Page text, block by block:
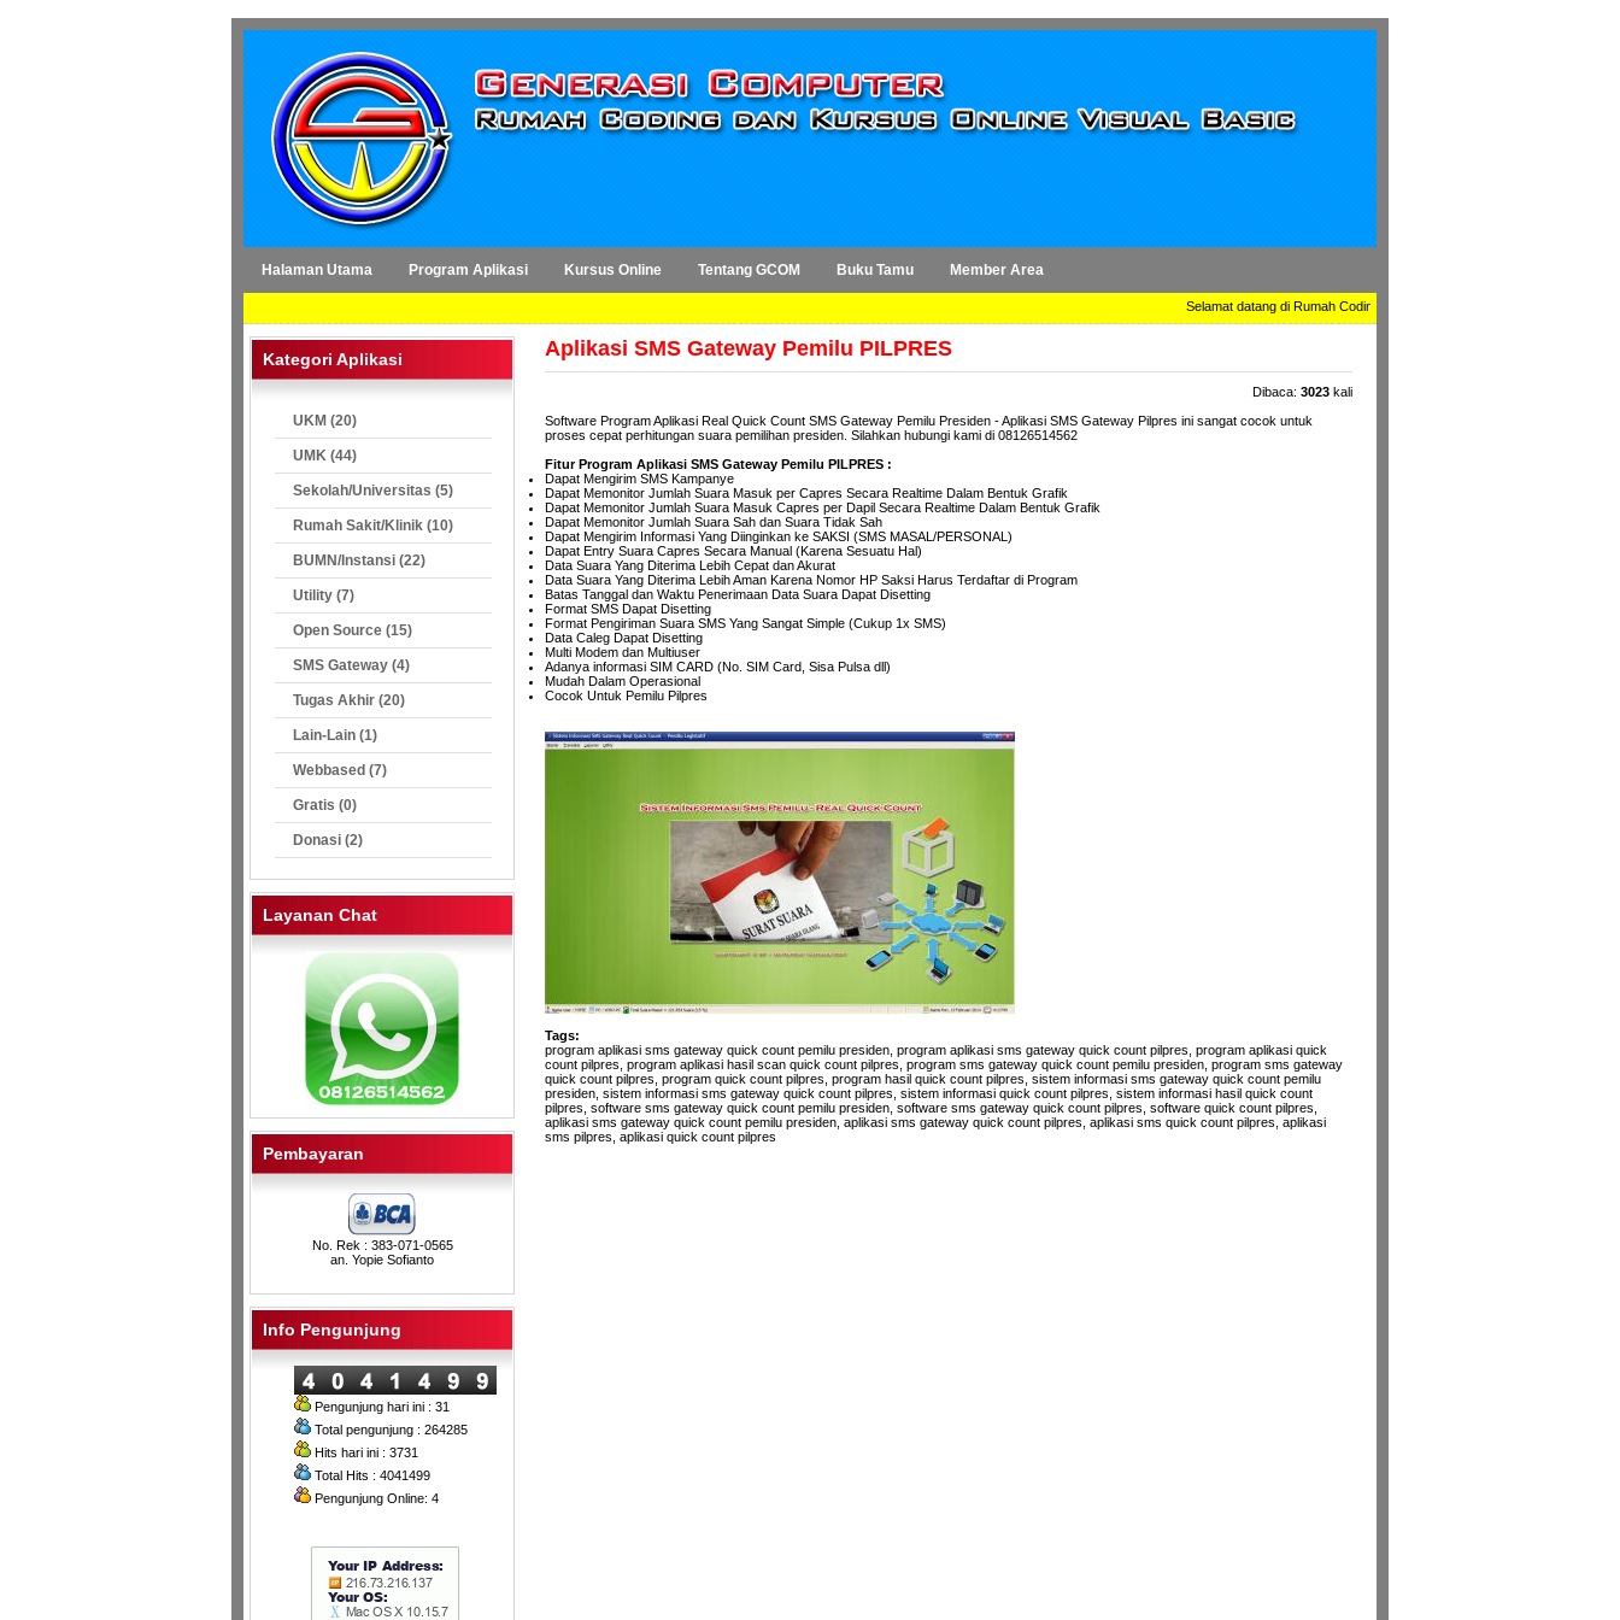
Halaman Utama Program Aplikasi Kursus Online Tentang GCOM Buku Tamu Member Area
Selamat datang di Rumah Coding dan Kursus Online Visual Basic, kami
Aplikasi SMS Gateway Pemilu PILPRES
Dibaca: 3023 kali
Software Program Aplikasi Real Quick Count SMS Gateway Pemilu Presiden - Aplikasi SMS Gateway Pilpres ini sangat cocok untuk
proses cepat perhitungan suara pemilihan presiden. Silahkan hubungi kami di 08126514562
Fitur Program Aplikasi SMS Gateway Pemilu PILPRES :
Dapat Mengirim SMS Kampanye
Dapat Memonitor Jumlah Suara Masuk per Capres Secara Realtime Dalam Bentuk Grafik
Dapat Memonitor Jumlah Suara Masuk Capres per Dapil Secara Realtime Dalam Bentuk Grafik
Dapat Memonitor Jumlah Suara Sah dan Suara Tidak Sah
Dapat Mengirim Informasi Yang Diinginkan ke SAKSI (SMS MASAL/PERSONAL)
Dapat Entry Suara Capres Secara Manual (Karena Sesuatu Hal)
Data Suara Yang Diterima Lebih Cepat dan Akurat
Data Suara Yang Diterima Lebih Aman Karena Nomor HP Saksi Harus Terdaftar di Program
Batas Tanggal dan Waktu Penerimaan Data Suara Dapat Disetting
Format SMS Dapat Disetting
Format Pengiriman Suara SMS Yang Sangat Simple (Cukup 1x SMS)
Data Caleg Dapat Disetting
Multi Modem dan Multiuser
Adanya informasi SIM CARD (No. SIM Card, Sisa Pulsa dll)
Mudah Dalam Operasional
Cocok Untuk Pemilu Pilpres
Tags:
program aplikasi sms gateway quick count pemilu presiden, program aplikasi sms gateway quick count pilpres, program aplikasi quick
count pilpres, program aplikasi hasil scan quick count pilpres, program sms gateway quick count pemilu presiden, program sms gateway
quick count pilpres, program quick count pilpres, program hasil quick count pilpres, sistem informasi sms gateway quick count pemilu
presiden, sistem informasi sms gateway quick count pilpres, sistem informasi quick count pilpres, sistem informasi hasil quick count
pilpres, software sms gateway quick count pemilu presiden, software sms gateway quick count pilpres, software quick count pilpres,
aplikasi sms gateway quick count pemilu presiden, aplikasi sms gateway quick count pilpres, aplikasi sms quick count pilpres, aplikasi
sms pilpres, aplikasi quick count pilpres
Kategori Aplikasi
UKM (20)
UMK (44)
Sekolah/Universitas (5)
Rumah Sakit/Klinik (10)
BUMN/Instansi (22)
Utility (7)
Open Source (15)
SMS Gateway (4)
Tugas Akhir (20)
Lain-Lain (1)
Webbased (7)
Gratis (0)
Donasi (2)
Layanan Chat
Pembayaran
No. Rek : 383-071-0565
an. Yopie Sofianto
Info Pengunjung
Pengunjung hari ini : 31
Total pengunjung : 264285
Hits hari ini : 3731
Total Hits : 4041499
Pengunjung Online: 4